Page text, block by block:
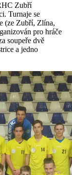
Zubří
Turnaje se
(ze Zubří, Zlína,
pro hráče
soupeře dvě
a jedno